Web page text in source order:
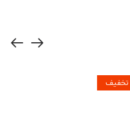
تخفیف